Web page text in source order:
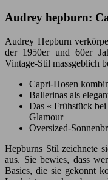
Audrey hepburn:
Audrey Hepburn
der 1950er und 60er
Vintage-Stil massgeblich
Capri-Hosen
Ballerinas als
Das « Frühstück
Glamour
Oversized-
Hepburns Stil zeichnete
aus. Sie bewies, dass
Basics, die sie gekonnt